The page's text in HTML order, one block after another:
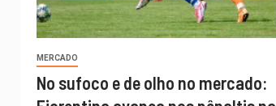
MERCADO
No sufoco e de olho no mercado: